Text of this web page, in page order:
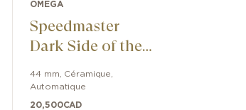
OMEGA
Speedmaster
Dark Side of the
44 mm Céramique
Automatique
20,500CAD